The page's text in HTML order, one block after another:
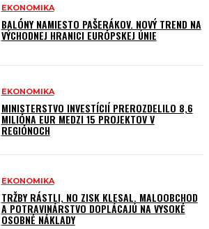
EKONOMIKA
BALÓNY NAMIESTO PAŠERÁKOV. NOVÝ TREND NA
VÝCHODNEJ HRANICI EURÓPSKEJ ÚNIE
EKONOMIKA
MINISTERSTVO INVESTÍCIÍ PREROZDELILO 8,6
MILIÓNA EUR MEDZI 15 PROJEKTOV V
REGIÓNOCH
EKONOMIKA
TRŽBY RÁSTLI, NO ZISK KLESAL. MALOOBCHOD
A POTRAVINÁRSTVO DOPLÁCAJÚ NA VYSOKÉ
OSOBNÉ NÁKLADY